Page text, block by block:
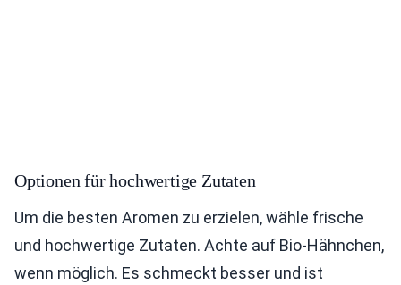
Optionen für hochwertige Zutaten
Um die besten Aromen zu erzielen, wähle frische
und hochwertige Zutaten. Achte auf Bio-Hähnchen,
wenn möglich. Es schmeckt besser und ist